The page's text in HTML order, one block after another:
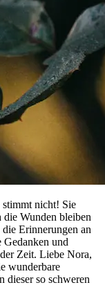
stimmt nicht! Sie
Wunden bleiben
Erinnerungen an
Gedanken und
Zeit. Liebe Nora,
wunderbare
dieser so schweren